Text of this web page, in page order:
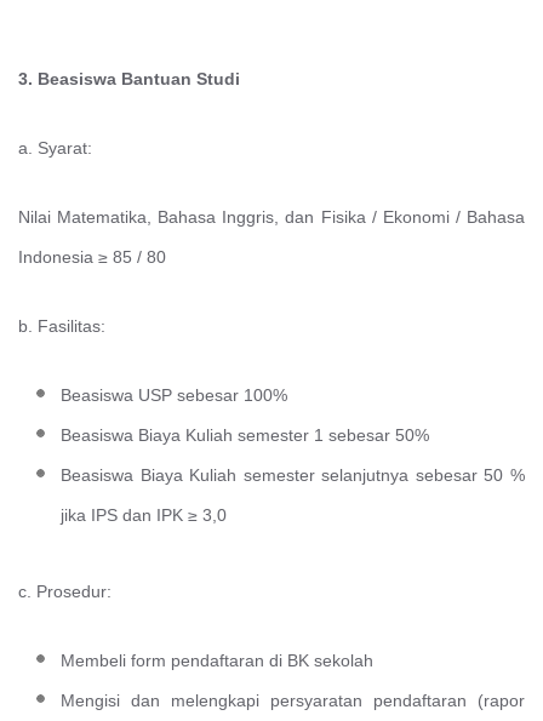
3. Beasiswa Bantuan Studi
a. Syarat:
Nilai Matematika, Bahasa Inggris, dan Fisika / Ekonomi / Bahasa
Indonesia ≥ 85 / 80
b. Fasilitas:
Beasiswa USP sebesar 100%
Beasiswa Biaya Kuliah semester 1 sebesar 50%
Beasiswa Biaya Kuliah semester selanjutnya sebesar 50 %
jika IPS dan IPK ≥ 3,0
c. Prosedur:
Membeli form pendaftaran di BK sekolah
Mengisi dan melengkapi persyaratan pendaftaran (rapor